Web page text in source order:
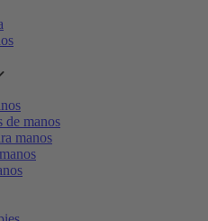
de manos
manos